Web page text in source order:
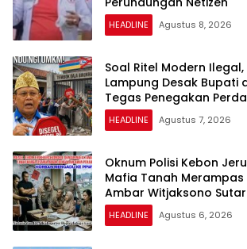
HEADLINE Agustus 8, 2026
Soal Ritel Modern Ilegal,
Lampung Desak Bupati
Tegas Penegakan
HEADLINE Agustus 7, 2026
Oknum Polisi Kebon
Mafia Tanah
Ambar Witjaksono
HEADLINE Agustus 6, 2026